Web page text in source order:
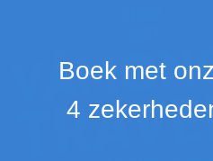
Boek met
4